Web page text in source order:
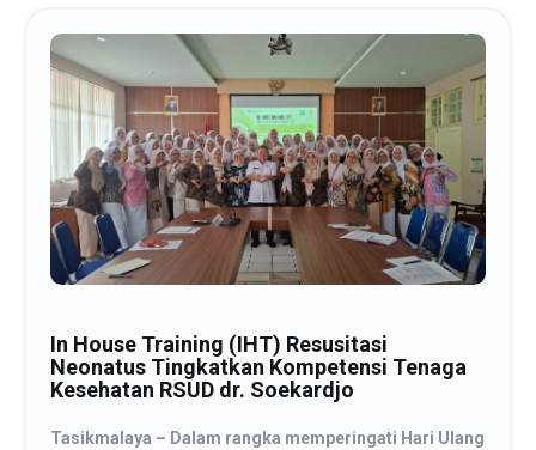
In House Training (IHT) Resusitasi
Neonatus Tingkatkan Kompetensi Tenaga
Kesehatan RSUD dr. Soekardjo
Tasikmalaya – Dalam rangka memperingati Hari Ulang